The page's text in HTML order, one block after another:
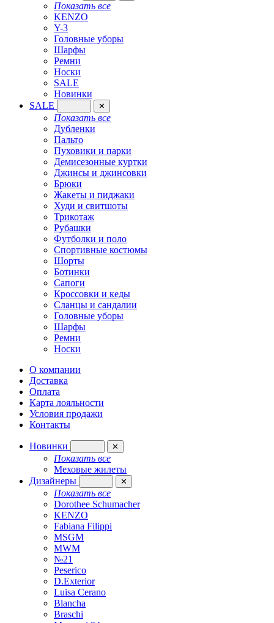
Показать все
KENZO
Y-3
Головные уборы
Шарфы
Ремни
Носки
SALE
Новинки
SALE
✕
Показать все
Дубленки
Пальто
Пуховики и парки
Демисезонные куртки
Джинсы и джинсовки
Брюки
Жакеты и пиджаки
Худи и свитшоты
Трикотаж
Рубашки
Футболки и поло
Спортивные костюмы
Шорты
Ботинки
Сапоги
Кроссовки и кеды
Сланцы и сандалии
Головные уборы
Шарфы
Ремни
Носки
О компании
Доставка
Оплата
Карта лояльности
Условия продажи
Контакты
Новинки ✕
Показать все
Меховые жилеты
Дизайнеры
✕
Показать все
Dorothee Schumacher
KENZO
Fabiana Filippi
MSGM
MWM
№21
Peserico
D.Exterior
Luisa Cerano
Blancha
Braschi